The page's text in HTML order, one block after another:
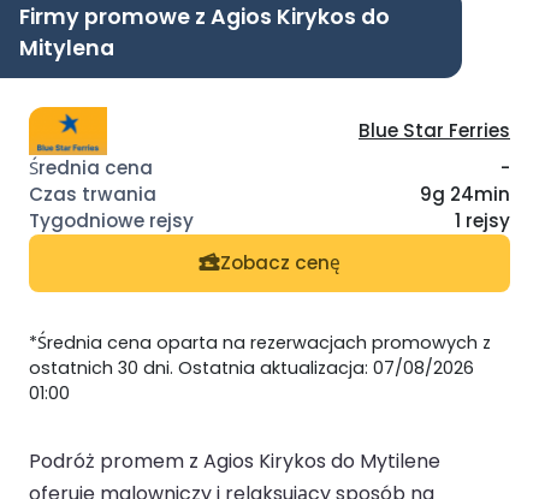
Firmy promowe z Agios Kirykos do
Mitylena
Blue Star Ferries
-
9g 24min
1 rejsy
Zobacz cenę
*Średnia cena oparta na rezerwacjach promowych z
ostatnich 30 dni. Ostatnia aktualizacja: 07/08/2026
01:00
Podróż promem z Agios Kirykos do Mytilene